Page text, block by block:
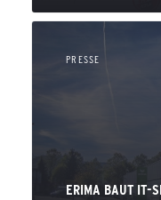
PRESSE
ERIMA BAUT IT-